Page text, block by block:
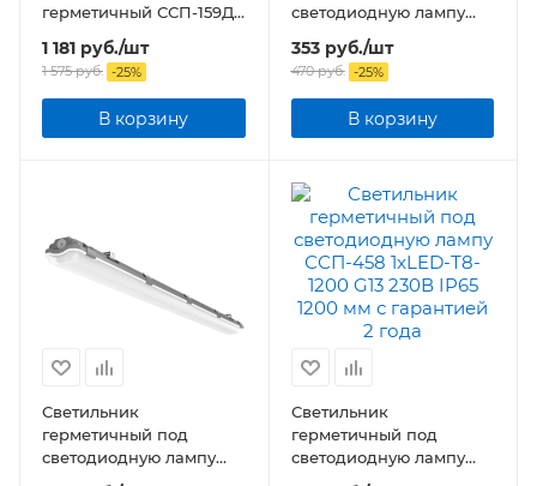
герметичный ССП-159Д
18Вт 230В 4000К 1350Лм
640мм с датчиком
движения матовый IP65
1 181 руб./шт
1 575руб. -25%
В корзину
светодиодную лампу
ССП-458 1xLED-Т8-600
G13 230В IP65 600 мм
353руб./шт
470руб. -25%
В корзину
Светильник
герметичный под
светодиодную лампу
ССП-458 1xLED-Т8-600
Светильник
герметичный под
светодиодную лампу
ССП-458 1xLED-Т8-1200